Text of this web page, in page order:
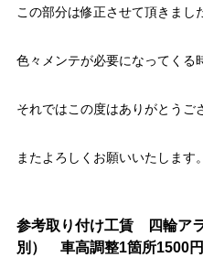
この部分は修正させて頂きまし
色々メンテが必要になってくる
それではこの度はありがとうご
またよろしくお願いいたします。
参考取り付け工賃 四輪ア
別） 車高調整1箇所1500円